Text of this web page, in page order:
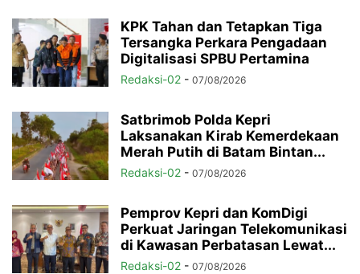
KPK Tahan dan Tetapkan Tiga
Tersangka Perkara Pengadaan
Digitalisasi SPBU Pertamina
Redaksi-02 - 07/08/2026
Satbrimob Polda Kepri
Laksanakan Kirab Kemerdekaan
Merah Putih di Batam Bintan...
Redaksi-02 - 07/08/2026
Pemprov Kepri dan KomDigi
Perkuat Jaringan Telekomunikasi
di Kawasan Perbatasan Lewat...
Redaksi-02 - 07/08/2026